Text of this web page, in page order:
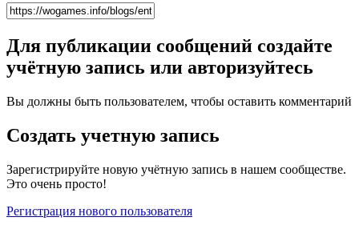
Для публикации сообщений создайте
учётную запись или авторизуйтесь
Вы должны быть пользователем, чтобы оставить комментарий
Создать учетную запись
Зарегистрируйте новую учётную запись в нашем сообществе.
Это очень просто!
Регистрация нового пользователя